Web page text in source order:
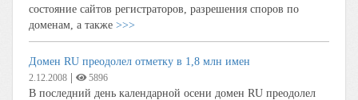
состояние сайтов регистраторов, разрешения споров по
доменам, а также >>>
Домен RU преодолел отметку в 1,8 млн имен
2.12.2008 5896
В последний день календарной осени домен RU преодолел